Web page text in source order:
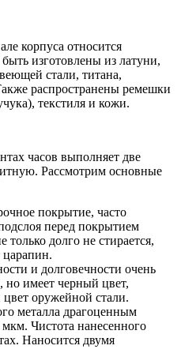
корпуса относится
изготовлены из латуни,
стали, титана,
распространены ремешки
текстиля и кожи.
часов выполняет две
Рассмотрим основные
покрытие, часто
перед покрытием
долго не стирается,
царапин.
и долговечности очень
но имеет черный цвет,
оружейной стали.
металла драгоценным
Чистота нанесенного
Наносится двумя